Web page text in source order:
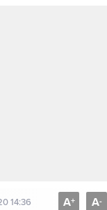
14:36 A+ A-